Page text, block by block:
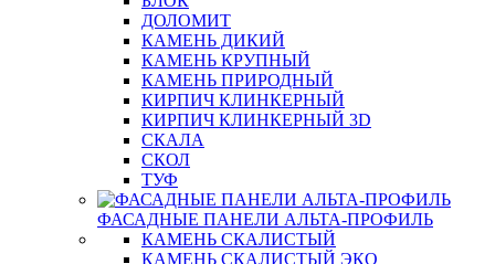
ДОЛОМИТ
КАМЕНЬ ДИКИЙ
КАМЕНЬ КРУПНЫЙ
КАМЕНЬ ПРИРОДНЫЙ
КИРПИЧ КЛИНКЕРНЫЙ
КИРПИЧ КЛИНКЕРНЫЙ 3D
СКАЛА
СКОЛ
ТУФ
ФАСАДНЫЕ ПАНЕЛИ АЛЬТА-ПРОФИЛЬ
КАМЕНЬ СКАЛИСТЫЙ
КАМЕНЬ СКАЛИСТЫЙ ЭКО